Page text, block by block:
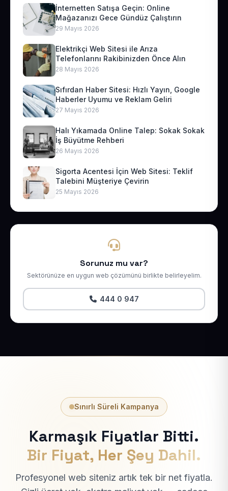
İnternetten Satışa Geçin: Online
Mağazanızı Gece Gündüz Çalıştırın
29 Mayıs 2026
Elektrikçi Web Sitesi ile Arıza
Telefonlarını Rakibinizden Önce Alın
28 Mayıs 2026
Sıfırdan Haber Sitesi: Hızlı Yayın, Google
Haberler Uyumu ve Reklam Geliri
27 Mayıs 2026
Halı Yıkamada Online Talep: Sokak Sokak
İş Büyütme Rehberi
26 Mayıs 2026
Sigorta Acentesi İçin Web Sitesi: Teklif
Talebini Müşteriye Çevirin
25 Mayıs 2026
Sorunuz mu var?
Sektörünüze en uygun web çözümünü birlikte belirleyelim.
444 0 947
Sınırlı Süreli Kampanya
Karmaşık Fiyatlar Bitti.
Bir Fiyat, Her Şey Dahil.
Profesyonel web siteniz artık tek bir net fiyatla.